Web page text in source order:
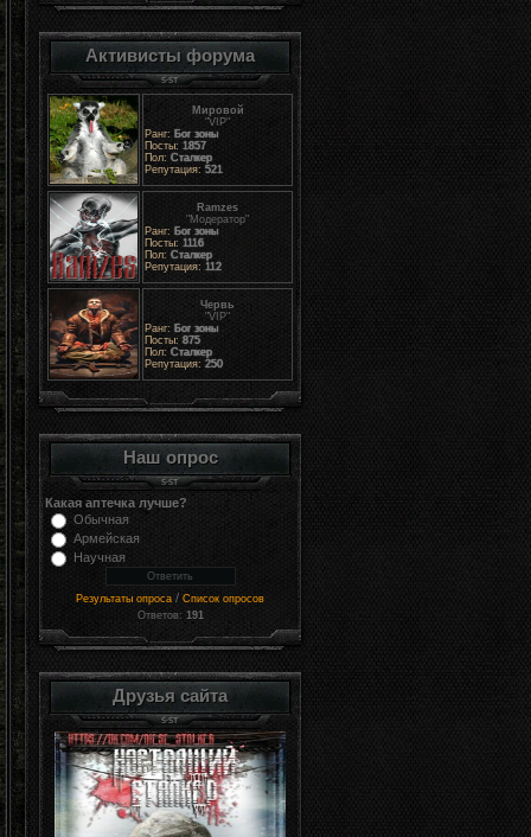
Активисты форума
Мировой
"VIP"
Ранг: Бог зоны
Посты: 1857
Пол: Сталкер
Репутация: 521
Ramzes
"Модератор"
Ранг: Бог зоны
Посты: 1116
Пол: Сталкер
Репутация: 112
Червь
"VIP"
Ранг: Бог зоны
Посты: 875
Пол: Сталкер
Репутация: 250
Наш опрос
Какая аптечка лучше?
Обычная
Армейская
Научная
Результаты опроса / Список опросов
Ответов: 191
Друзья сайта